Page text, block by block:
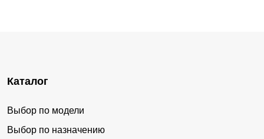
Каталог
Выбор по модели
Выбор по назначению